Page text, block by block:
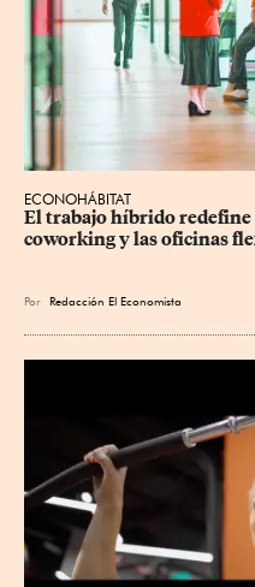
ECONOHÁBITAT
El trabajo híbrido redefine
coworking y las oficinas
Por Redacción El Economista